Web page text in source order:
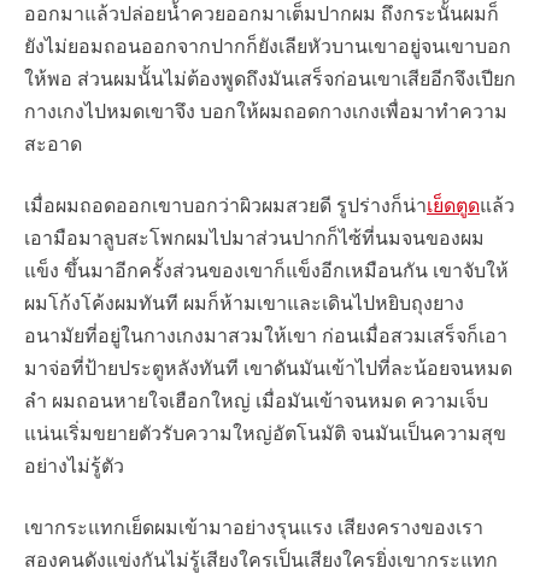
ออกมาแล้วปล่อยน้ำควยออกมาเต็มปากผม ถึงกระนั้นผมก็
ยังไม่ยอมถอนออกจากปากก็ยังเลียหัวบานเขาอยู่จนเขาบอก
ให้พอ ส่วนผมนั้นไม่ต้องพูดถึงมันเสร็จก่อนเขาเสียอีกจึงเปียก
กางเกงไปหมดเขาจึง บอกให้ผมถอดกางเกงเพื่อมาทำความ
สะอาด
เมื่อผมถอดออกเขาบอกว่าผิวผมสวยดี รูปร่างก็น่าเย็ดตูดแล้ว
เอามือมาลูบสะโพกผมไปมาส่วนปากก็ไซ้ที่นมจนของผม
แข็ง ขึ้นมาอีกครั้งส่วนของเขาก็แข็งอีกเหมือนกัน เขาจับให้
ผมโก้งโค้งผมทันที ผมก็ห้ามเขาและเดินไปหยิบถุงยาง
อนามัยที่อยู่ในกางเกงมาสวมให้เขา ก่อนเมื่อสวมเสร็จก็เอา
มาจ่อที่ป้ายประตูหลังทันที เขาดันมันเข้าไปที่ละน้อยจนหมด
ลำ ผมถอนหายใจเฮือกใหญ่ เมื่อมันเข้าจนหมด ความเจ็บ
แน่นเริ่มขยายตัวรับความใหญ่อัตโนมัติ จนมันเป็นความสุข
อย่างไม่รู้ตัว
เขากระแทกเย็ดผมเข้ามาอย่างรุนแรง เสียงครางของเรา
สองคนดังแข่งกันไม่รู้เสียงใครเป็นเสียงใครยิ่งเขากระแทก